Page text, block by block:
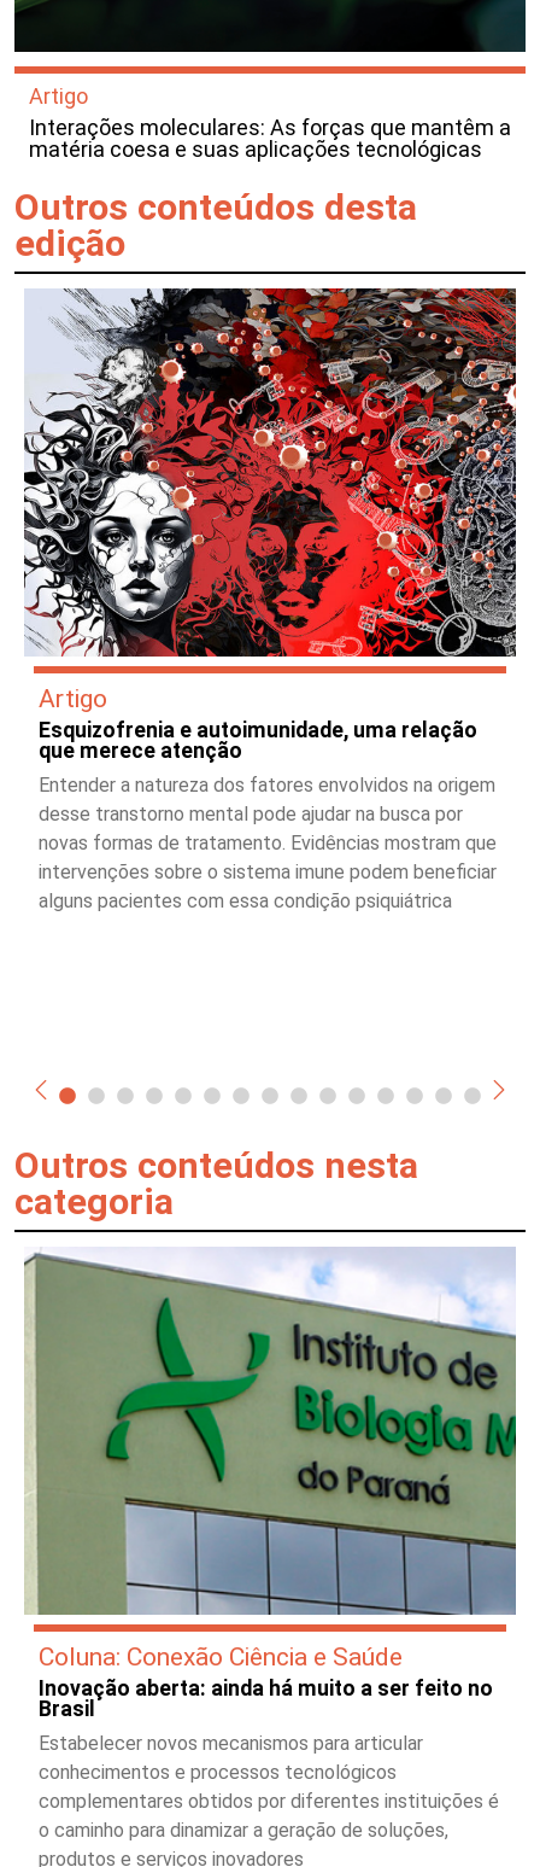
Artigo
Interações moleculares: As forças que mantêm a
matéria coesa e suas aplicações tecnológicas
Outros conteúdos desta
edição
Artigo
Esquizofrenia e autoimunidade, uma relação
que merece atenção
Entender a natureza dos fatores envolvidos na origem
desse transtorno mental pode ajudar na busca por
novas formas de tratamento. Evidências mostram que
intervenções sobre o sistema imune podem beneficiar
alguns pacientes com essa condição psiquiátrica
Outros conteúdos nesta
categoria
Coluna: Conexão Ciência e Saúde
Inovação aberta: ainda há muito a ser feito no
Brasil
Estabelecer novos mecanismos para articular
conhecimentos e processos tecnológicos
complementares obtidos por diferentes instituições é
o caminho para dinamizar a geração de soluções,
produtos e serviços inovadores